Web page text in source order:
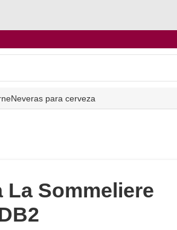
Neveras para cerveza
La Sommeliere